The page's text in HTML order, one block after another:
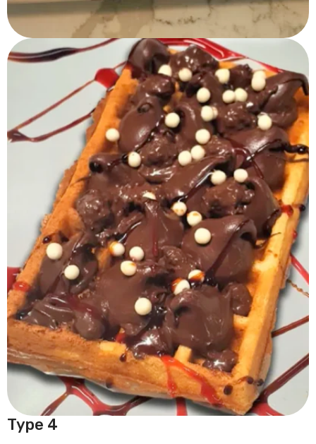
Tortitas Chocolate
Type 4